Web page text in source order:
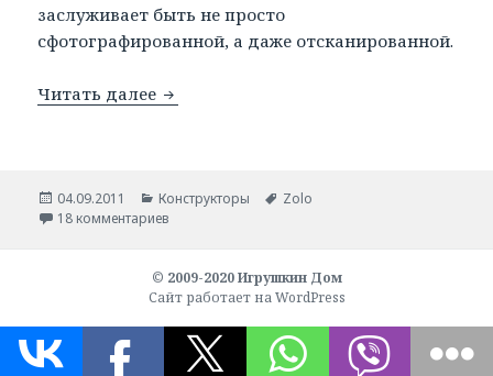
заслуживает быть не просто
сфотографированной, а даже отсканированной.
Читать далее Мини-конструктор Zolo.
Опубликовано
04.09.2011 Рубрики
Конструкторы Метки
Zolo
18 комментариев
© 2009-2020Игрушкин Дом
Сайт работает на WordPress